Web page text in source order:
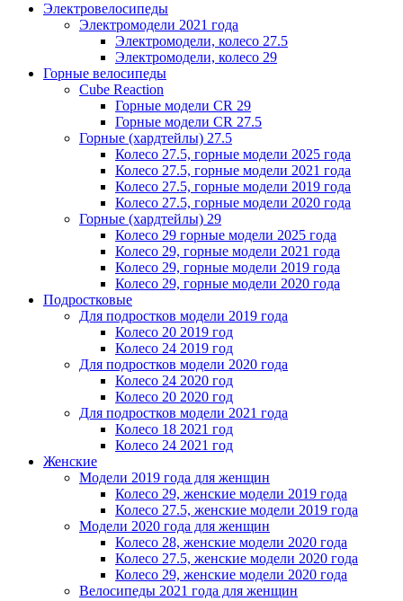
Электровелосипеды
Электромодели 2021 года
Электромодели, колесо 27.5
Электромодели, колесо 29
Горные велосипеды
Cube Reaction
Горные модели CR 29
Горные модели CR 27.5
Горные (хардтейлы) 27.5
Колесо 27.5, горные модели 2025 года
Колесо 27.5, горные модели 2021 года
Колесо 27.5, горные модели 2019 года
Колесо 27.5, горные модели 2020 года
Горные (хардтейлы) 29
Колесо 29 горные модели 2025 года
Колесо 29, горные модели 2021 года
Колесо 29, горные модели 2019 года
Колесо 29, горные модели 2020 года
Подростковые
Для подростков модели 2019 года
Колесо 20 2019 год
Колесо 24 2019 год
Для подростков модели 2020 года
Колесо 24 2020 год
Колесо 20 2020 год
Для подростков модели 2021 года
Колесо 18 2021 год
Колесо 24 2021 год
Женскиe
Модели 2019 года для женщин
Колесо 29, женские модели 2019 года
Колесо 27.5, женские модели 2019 года
Модели 2020 года для женщин
Колесо 28, женские модели 2020 года
Колесо 27.5, женские модели 2020 года
Колесо 29, женские модели 2020 года
Велосипеды 2021 года для женщин